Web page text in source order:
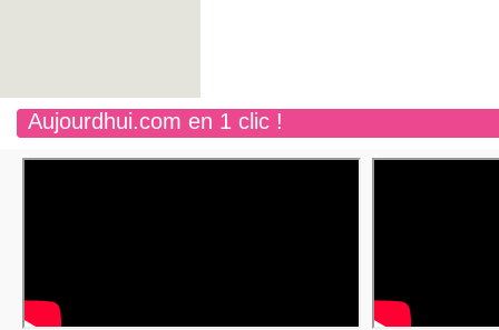
Aujourdhui.com en 1 clic !